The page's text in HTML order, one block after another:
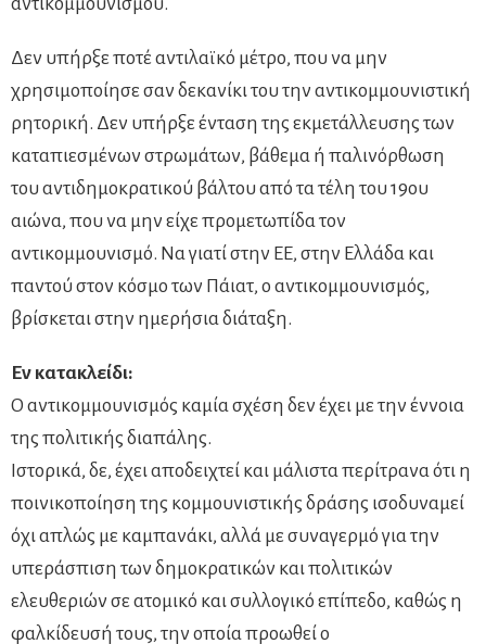
Δεν υπήρξε ποτέ αντιλαϊκό μέτρο, που να μην
χρησιμοποίησε σαν δεκανίκι του την αντικομμουνιστική
ρητορική. Δεν υπήρξε ένταση της εκμετάλλευσης των
καταπιεσμένων στρωμάτων, βάθεμα ή παλινόρθωση
του αντιδημοκρατικού βάλτου από τα τέλη του 19ου
αιώνα, που να μην είχε προμετωπίδα τον
αντικομμουνισμό. Να γιατί στην ΕΕ, στην Ελλάδα και
παντού στον κόσμο των Πάιατ, ο αντικομμουνισμός,
βρίσκεται στην ημερήσια διάταξη.
Εν κατακλείδι:
Ο αντικομμουνισμός καμία σχέση δεν έχει με την έννοια
της πολιτικής διαπάλης.
Ιστορικά, δε, έχει αποδειχτεί και μάλιστα περίτρανα ότι η
ποινικοποίηση της κομμουνιστικής δράσης ισοδυναμεί
όχι απλώς με καμπανάκι, αλλά με συναγερμό για την
υπεράσπιση των δημοκρατικών και πολιτικών
ελευθεριών σε ατομικό και συλλογικό επίπεδο, καθώς η
φαλκίδευσή τους, την οποία προωθεί ο